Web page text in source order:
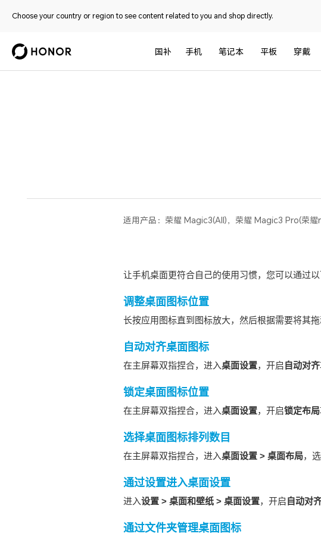
Choose your country or region to see content related to you and shop directly.
国补 手机 笔记本 平板 穿戴
适用产品：
让手机桌面更符合自己的使用习惯，您可以通过以
调整桌面图标位置
长按应用图标直到图标放大，然后根据需要将其拖
自动对齐桌面图标
在主屏幕双指捏合，进入桌面设置，开启自动对齐
锁定桌面图标位置
在主屏幕双指捏合，进入桌面设置，开启锁定布局
选择桌面图标排列数目
在主屏幕双指捏合，进入桌面设置> 桌面布局，
通过设置进入桌面设置
进入设置> 桌面和壁纸> 桌面设置，开启自动对
通过文件夹管理桌面图标